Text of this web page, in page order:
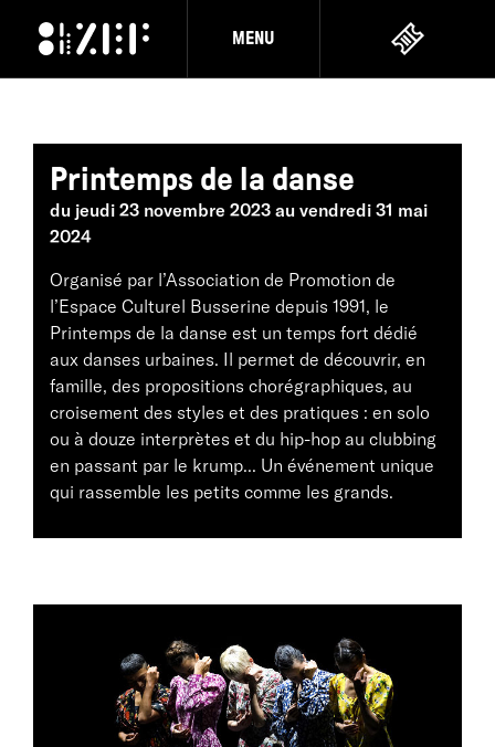
MENU
Printemps de la danse
du jeudi 23 novembre 2023 au vendredi 31 mai
2024
Organisé par l’Association de Promotion de
l’Espace Culturel Busserine depuis 1991, le
Printemps de la danse est un temps fort dédié
aux danses urbaines. Il permet de découvrir, en
famille, des propositions chorégraphiques, au
croisement des styles et des pratiques : en solo
ou à douze interprètes et du hip-hop au clubbing
en passant par le krump... Un événement unique
qui rassemble les petits comme les grands.